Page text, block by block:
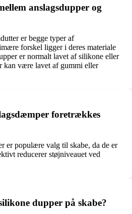
anslagsdupper og
er begge typer af
forskel ligger i deres materiale
er normalt lavet af silikone eller
kan være lavet af gummi eller
foretrækkes
er populære valg til skabe, da de er
reducerer støjniveauet ved
dupper på skabe?